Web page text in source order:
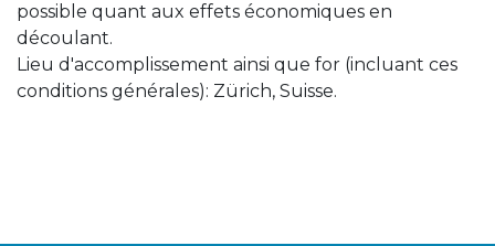
possible quant aux effets économiques en
découlant.
Lieu d'accomplissement ainsi que for (incluant ces
conditions générales): Zürich, Suisse.